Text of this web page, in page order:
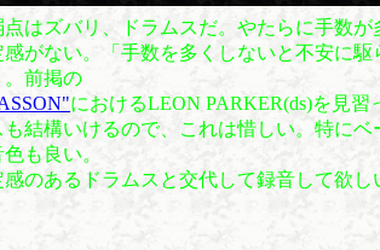
点はズバリ、ドラムスだ。やたらに手数
感がない。「手数を多くしないと不安に
。前掲の
におけるLEON PARKER(ds)を見
も結構いけるので、これは惜しい。特にベ
も良い。
感のあるドラムスと交代して録音し